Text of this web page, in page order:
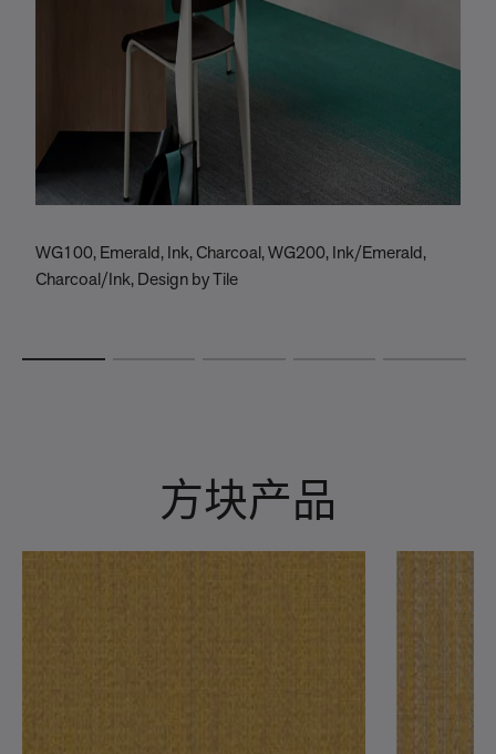
WG100, Emerald, Ink, Charcoal, WG200, Ink/Emerald,
Charcoal/Ink, Design by Tile
方块产品